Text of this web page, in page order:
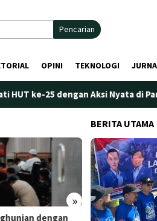
Pencarian
OPINI TEKNOLOGI
ke-25 dengan Aksi Nyata di Pantai
»
Plt. Kepala Bapperida Sulbar
BERITA UTAMA